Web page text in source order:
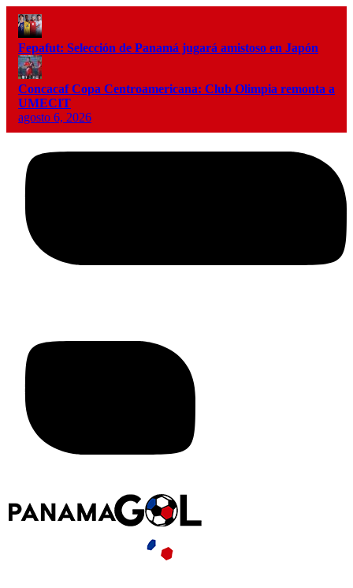
Fepafut: Selección de Panamá jugará amistoso en Japón
Concacaf Copa Centroamericana: Club Olimpia remonta a
UMECIT
agosto 6, 2026